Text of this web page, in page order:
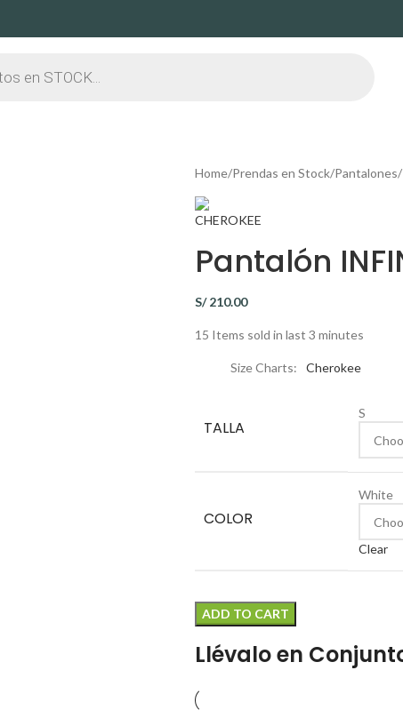
Home Prendas en Stock Pantalones
Pantalón
S/210.00
15 Items sold in last 3 minutes
Size Charts Cherokee
TALLA
S
COLOR
White
Clear
ADD TO CART
Llévalo en